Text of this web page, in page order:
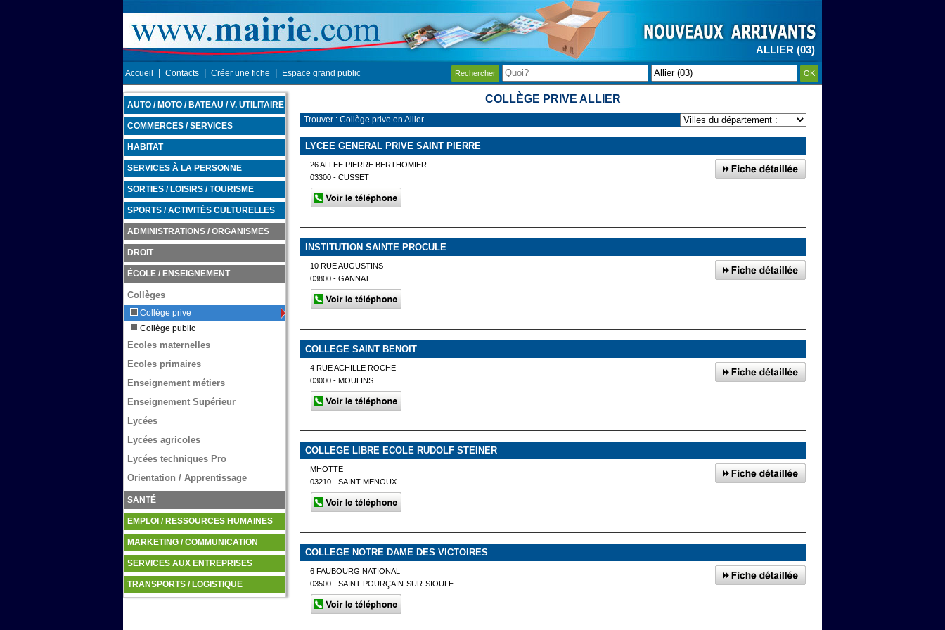
ALLIER (03)
Accueil Contacts Créer une fiche Espace grand public Rechercher OK
AUTO / MOTO / BATEAU / V. UTILITAIRE
COMMERCES / SERVICES
HABITAT
SERVICES À LA PERSONNE
SORTIES / LOISIRS / TOURISME
SPORTS / ACTIVITÉS CULTURELLES
ADMINISTRATIONS / ORGANISMES
DROIT
ÉCOLE / ENSEIGNEMENT
Collèges
Collège prive
Collège public
Ecoles maternelles
Ecoles primaires
Enseignement métiers
Enseignement Supérieur
Lycées
Lycées agricoles
Lycées techniques Pro
Orientation / Apprentissage
SANTÉ
EMPLOI / RESSOURCES HUMAINES
MARKETING / COMMUNICATION
SERVICES AUX ENTREPRISES
TRANSPORTS / LOGISTIQUE
COLLÈGE PRIVE ALLIER
Trouver : Collège prive en Allier
LYCEE GENERAL PRIVE SAINT PIERRE
26 ALLEE PIERRE BERTHOMIER
03300 - CUSSET
INSTITUTION SAINTE PROCULE
10 RUE AUGUSTINS
03800 - GANNAT
COLLEGE SAINT BENOIT
4 RUE ACHILLE ROCHE
03000 - MOULINS
COLLEGE LIBRE ECOLE RUDOLF STEINER
MHOTTE
03210 - SAINT-MENOUX
COLLEGE NOTRE DAME DES VICTOIRES
6 FAUBOURG NATIONAL
03500 - SAINT-POURÇAIN-SUR-SIOULE